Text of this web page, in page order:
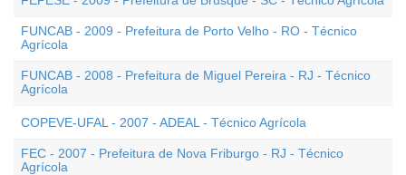
FUNCAB - 2009 - Prefeitura de Porto Velho - RO - Técnico
Agrícola
FUNCAB - 2008 - Prefeitura de Miguel Pereira - RJ - Técnico
Agrícola
COPEVE-UFAL - 2007 - ADEAL - Técnico Agrícola
FEC - 2007 - Prefeitura de Nova Friburgo - RJ - Técnico
Agrícola